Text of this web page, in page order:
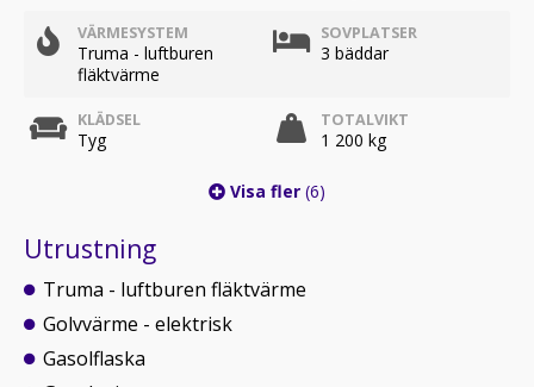
VÄRMESYSTEM
Truma - luftburen
fläktvärme
SOVPLATSER
3 bäddar
KLÄDSEL
Tyg
TOTALVIKT
1 200 kg
Visa fler (6)
Utrustning
Truma - luftburen fläktvärme
Golvvärme - elektrisk
Gasolflaska